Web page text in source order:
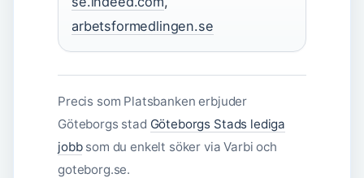
arbetsformedlingen.se
Precis som Platsbanken erbjuder
Göteborgs stad Göteborgs Stads lediga
jobbsom du enkelt söker via Varbi och
goteborg.se.